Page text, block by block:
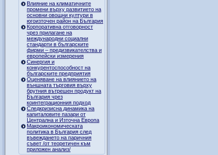
Влияние на климатичните
промени върху развитието на
основни овощни култури в
югоизточен район на България
Корпоративна отговорност
чрез прилагане на
международни социални
стандарти в българските
фирми – предизвикателства и
европейски измерения
Синергия и
конкурентоспособност на
българските предприятия
Оценяване на влиянието на
външната търговия върху
брутния вътрешен продукт на
България чрез
коинтеграционния подход
Следкризисна динамика на
капиталовите пазари от
Централна и Източна Европа
Макроикономическата
политика в България след
въвеждането на паричния
съвет /от теоретичен към
приложен анализ/